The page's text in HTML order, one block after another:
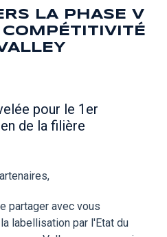
LA PHASE V
pour le 1er
de la filière
partager avec vous
labellisation par l'Etat du